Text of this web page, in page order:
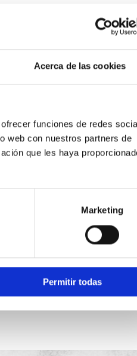
Acerca de las cookies
funciones de redes
web con nuestros partners de
que les haya
Marketing
Permitir todas